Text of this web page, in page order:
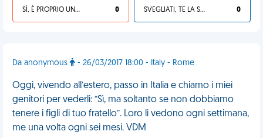
SÌ, È PROPRIO UNA VDM! 0 SVEGLIATI, TE LA SEI CERCATA! 0
Da anonymous - 26/03/2017 18:00 - Italy - Rome
Oggi, vivendo all’estero, passo in Italia e chiamo i miei
genitori per vederli: “Sì, ma soltanto se non dobbiamo
tenere i figli di tuo fratello”. Loro li vedono ogni settimana,
me una volta ogni sei mesi. VDM